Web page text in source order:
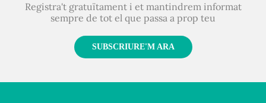
Registra't gratuïtament i et mantindrem informat
sempre de tot el que passa a prop teu
SUBSCRIURE'M ARA